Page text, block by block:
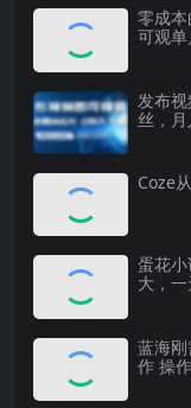
零成
可观
发布
丝，
Coze
蛋花
大，
蓝海
作 操